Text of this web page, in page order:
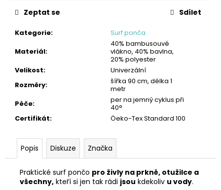
Kategorie:
Surf ponča
Materiál:
40% bambusouvé
vlákno, 40% bavlna,
20% polyester
Velikost:
Univerzální
Rozměry:
šířka 90 cm, délka 1
metr
Péče:
per na jemný cyklus při
40°
Certifikát: Öeko-Tex Standard 100
Zeptat se Sdílet
Popis Diskuze Značka
Praktické surf pončo pro živly na prkně, otužilce a
všechny, kteří si jen tak rádi jsou kdekoliv u vody.
e